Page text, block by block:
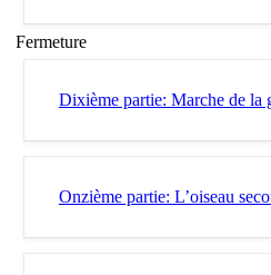
Fermeture
Dixième partie: Marche de la
Onzième partie: L’oiseau